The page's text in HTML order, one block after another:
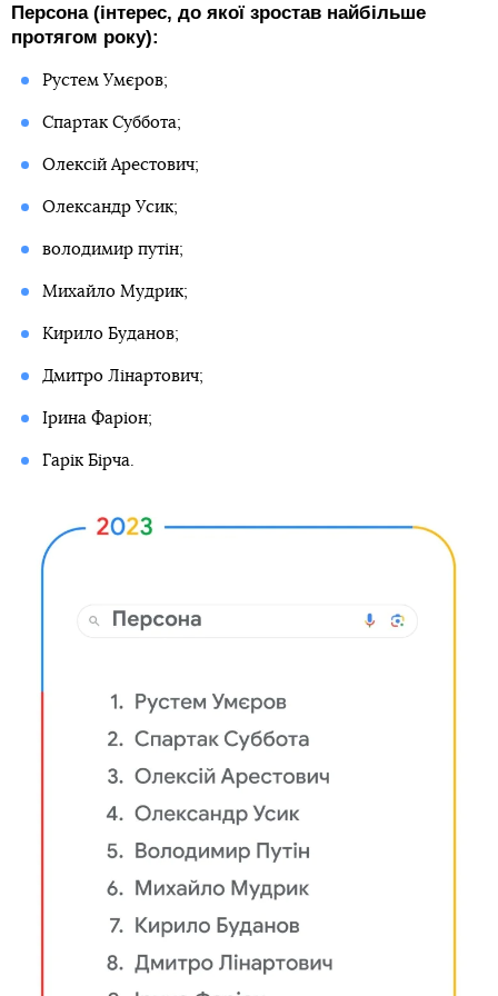
Персона (інтерес, до якої зростав найбільше
протягом року):
Рустем Умєров;
Спартак Суббота;
Олексій Арестович;
Олександр Усик;
володимир путін;
Михайло Мудрик;
Кирило Буданов;
Дмитро Лінартович;
Ірина Фаріон;
Гарік Бірча.